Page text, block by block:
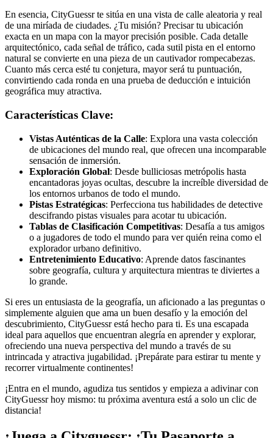
En esencia, CityGuessr te sitúa en una vista de calle aleatoria y real
de una miríada de ciudades. ¿Tu misión? Precisar tu ubicación
exacta en un mapa con la mayor precisión posible. Cada detalle
arquitectónico, cada señal de tráfico, cada sutil pista en el entorno
natural se convierte en una pieza de un cautivador rompecabezas.
Cuanto más cerca esté tu conjetura, mayor será tu puntuación,
convirtiendo cada ronda en una prueba de deducción e intuición
geográfica muy atractiva.
Características Clave:
Vistas Auténticas de la Calle: Explora una vasta colección
de ubicaciones del mundo real, que ofrecen una incomparable
sensación de inmersión.
Exploración Global: Desde bulliciosas metrópolis hasta
encantadoras joyas ocultas, descubre la increíble diversidad de
los entornos urbanos de todo el mundo.
Pistas Estratégicas: Perfecciona tus habilidades de detective
descifrando pistas visuales para acotar tu ubicación.
Tablas de Clasificación Competitivas: Desafía a tus amigos
o a jugadores de todo el mundo para ver quién reina como el
explorador urbano definitivo.
Entretenimiento Educativo: Aprende datos fascinantes
sobre geografía, cultura y arquitectura mientras te diviertes a
lo grande.
Si eres un entusiasta de la geografía, un aficionado a las preguntas o
simplemente alguien que ama un buen desafío y la emoción del
descubrimiento, CityGuessr está hecho para ti. Es una escapada
ideal para aquellos que encuentran alegría en aprender y explorar,
ofreciendo una nueva perspectiva del mundo a través de su
intrincada y atractiva jugabilidad. ¡Prepárate para estirar tu mente y
recorrer virtualmente continentes!
¡Entra en el mundo, agudiza tus sentidos y empieza a adivinar con
CityGuessr hoy mismo: tu próxima aventura está a solo un clic de
distancia!